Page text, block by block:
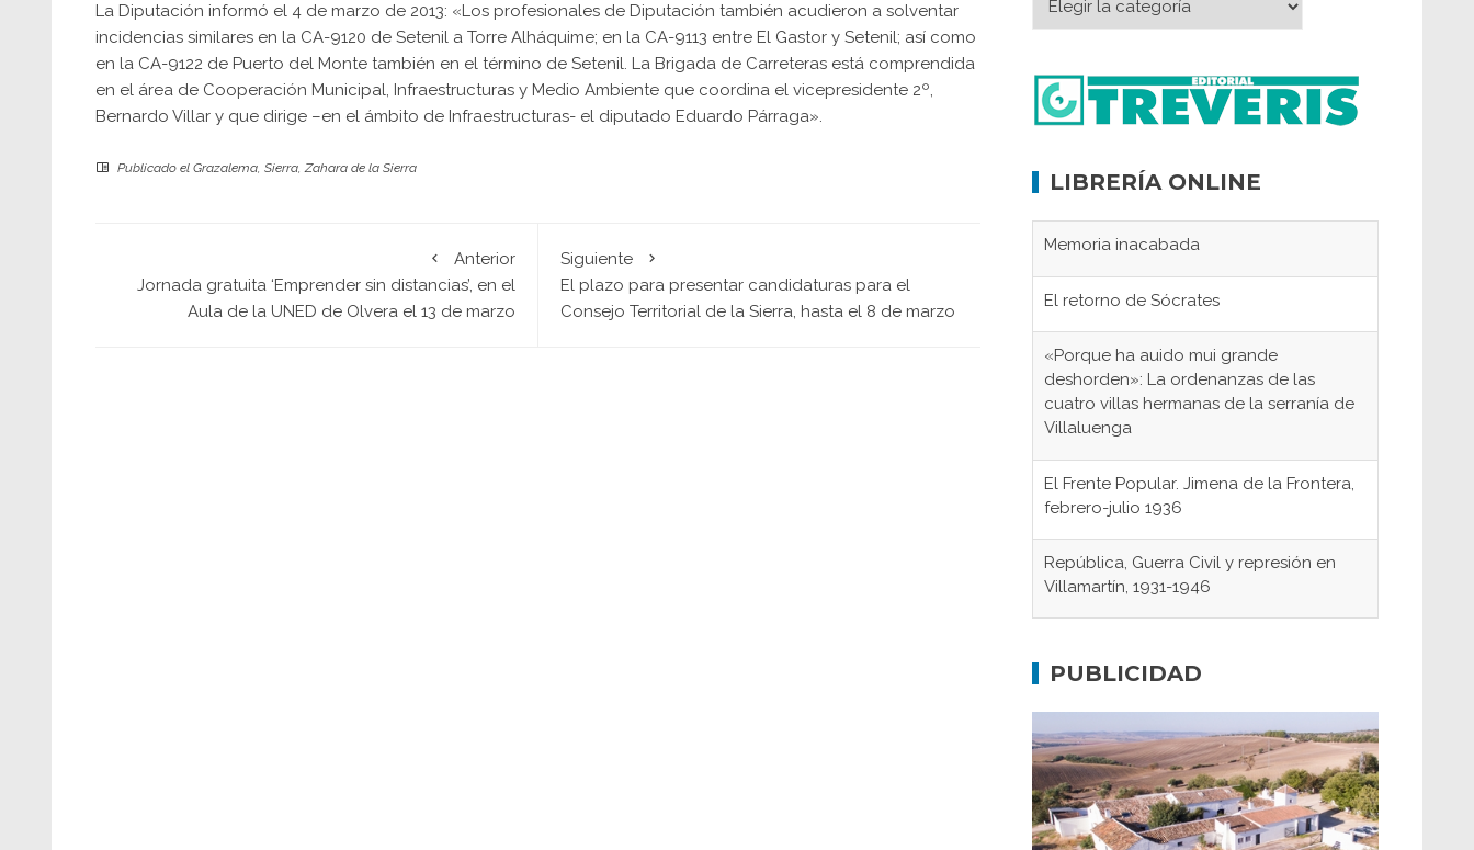
La Diputación informó el 4 de marzo de 2013: «Los profesionales de Diputación también acudieron a solventar
incidencias similares en la CA-9120 de Setenil a Torre Alháquime; en la CA-9113 entre El Gastor y Setenil; así como
en la CA-9122 de Puerto del Monte también en el término de Setenil. La Brigada de Carreteras está comprendida
en el área de Cooperación Municipal, Infraestructuras y Medio Ambiente que coordina el vicepresidente 2º,
Bernardo Villar y que dirige –en el ámbito de Infraestructuras- el diputado Eduardo Párraga».
Publicado el Grazalema, Sierra,Zahara de la Sierra
Anterior
Jornada gratuita ‘Emprender sin distancias’, en el
Aula de la UNED de Olvera el 13 de marzo
Siguiente
El plazo para presentar candidaturas para el
Consejo Territorial de la Sierra, hasta el 8 de marzo
LIBRERÍA ONLINE
Memoria inacabada
El retorno de Sócrates
«Porque ha auido mui grande
deshorden»: La ordenanzas de las
cuatro villas hermanas de la serranía de
Villaluenga
El Frente Popular. Jimena de la Frontera,
febrero-julio 1936
República, Guerra Civil y represión en
Villamartín, 1931-1946
concentración nazis
fundaciones de Bornos
El Frente Popular. Ubrique, febrero-julio
1936
PUBLICIDAD